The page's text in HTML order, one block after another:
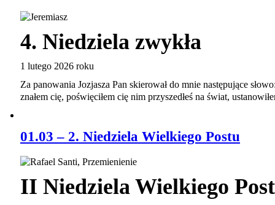
4. Niedziela zwykła
1 lutego 2026 roku
Za panowania Jozjasza Pan skierował do mnie następujące
znałem cię, poświęciłem cię nim przyszedłeś na świat,
01.03 – 2. Niedziela Wielkiego Postu
II Niedziela Wielkiego